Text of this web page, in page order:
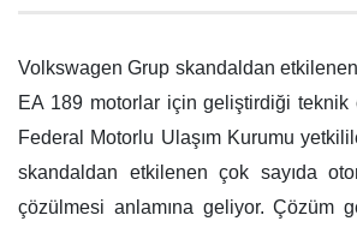
Volkswagen Grup skandaldan
EA 189 motorlar için geliştirdiği teknik
Federal Motorlu Ulaşım Kurumu
skandaldan etkilenen çok sayıda
çözülmesi anlamına geliyor. Çözüm